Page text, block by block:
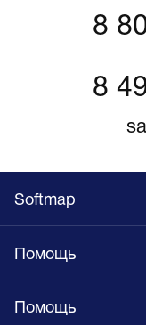
8
8
Softmap
Помощь
Помощь